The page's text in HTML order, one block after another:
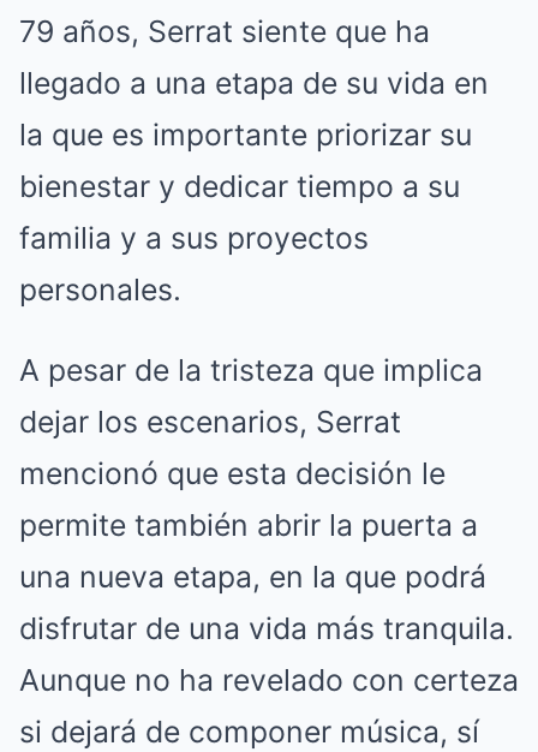
79 años, Serrat siente que ha
llegado a una etapa de su vida en
la que es importante priorizar su
bienestar y dedicar tiempo a su
familia y a sus proyectos
personales.
A pesar de la tristeza que implica
dejar los escenarios, Serrat
mencionó que esta decisión le
permite también abrir la puerta a
una nueva etapa, en la que podrá
disfrutar de una vida más tranquila.
Aunque no ha revelado con certeza
si dejará de componer música, sí